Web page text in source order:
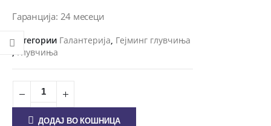
Гаранција: 24 месеци
Категории Галантерија, Гејминг глувчиња
, Глувчиња
ДОДАЈ ВО КОШНИЦА